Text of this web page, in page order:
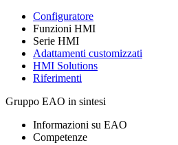
Configuratore
Funzioni HMI
Serie HMI
Adattamenti customizzati
HMI Solutions
Riferimenti
Gruppo EAO in sintesi
Informazioni su EAO
Competenze